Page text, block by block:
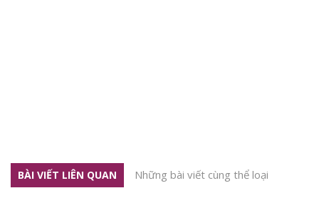
BÀI VIẾT LIÊN QUAN Những bài viết cùng thể loại